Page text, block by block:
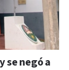
se negó a